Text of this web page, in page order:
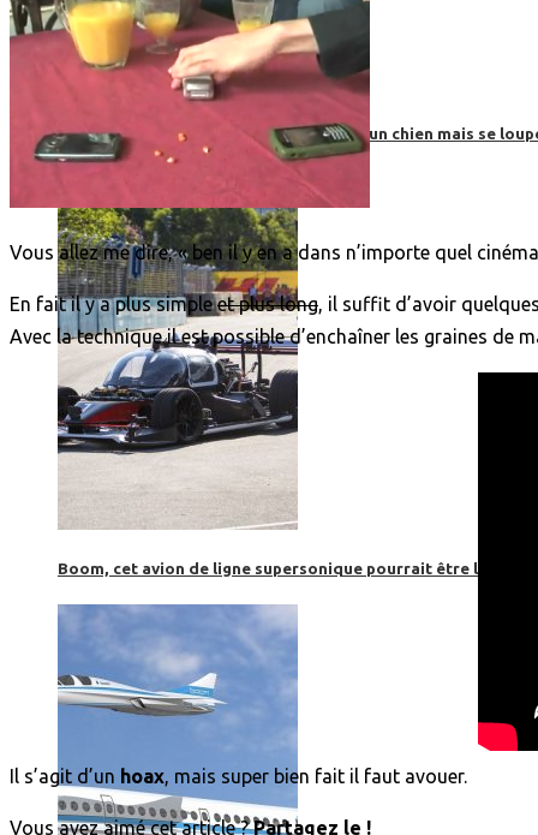
Roborace : une voiture autonome évite un chien mais se
Boom, cet avion de ligne supersonique pourrait être le futur
Vous allez me dire, « ben il y en a dans n’importe quel
En fait il y a plus simpleet plus long, il suffit d’avoir
Avec la technique il est possible d’enchaîner les graines de
Il s’agit d’un hoax, mais super bien fait il faut avouer.
Vous avez aimé cet article ?Partagez le !